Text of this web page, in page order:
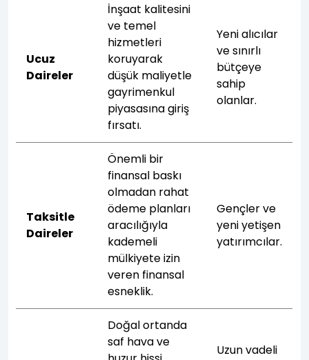
Ucuz
Daireler
İnşaat kalitesini
ve temel
hizmetleri
koruyarak
düşük maliyetle
gayrimenkul
piyasasına giriş
fırsatı.
Yeni alıcılar
ve sınırlı
bütçeye
sahip
olanlar.
Taksitle
Daireler
Önemli bir
finansal baskı
olmadan rahat
ödeme planları
aracılığıyla
kademeli
mülkiyete izin
veren finansal
esneklik.
Gençler ve
yeni yetişen
yatırımcılar.
Doğal ortanda
saf hava ve
Uzun vadeli